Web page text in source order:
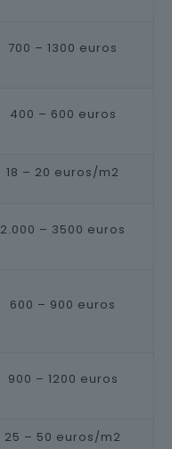
700 – 1300 euros
400 – 600 euros
18 – 20 euros/m2
2.000 – 3500 euros
600 – 900 euros
900 – 1200 euros
25 – 50 euros/m2